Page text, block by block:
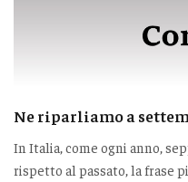
Ne riparliamo a
In Italia, come ogni anno,
rispetto al passato, la frase